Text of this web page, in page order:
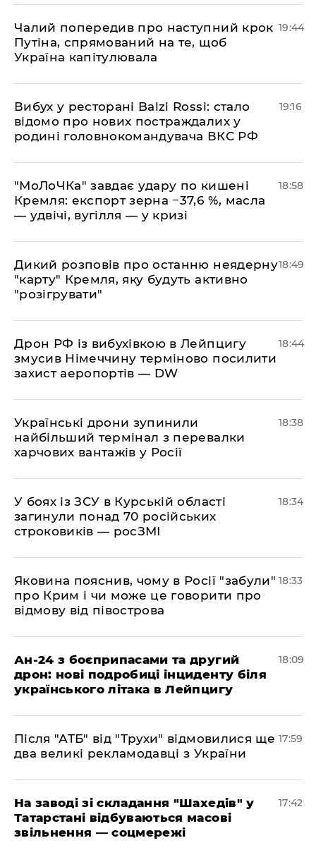
​Чалий попередив про наступний крок
Путіна, спрямований на те, щоб
Україна капітулювала
19:44
​Вибух у ресторані Balzi Rossi: стало
відомо про нових постраждалих у
родині головнокомандувача ВКС РФ
19:16
​"МоЛоЧКа" завдає удару по кишені
Кремля: експорт зерна −37,6 %, масла
— удвічі, вугілля — у кризі
18:58
​Дикий розповів про останню неядерну
"карту" Кремля, яку будуть активно
"розігрувати"
18:49
​Дрон РФ із вибухівкою в Лейпцигу
змусив Німеччину терміново посилити
захист аеропортів — DW
18:44
​Українські дрони зупинили
найбільший термінал з перевалки
харчових вантажів у Росії
18:38
​У боях із ЗСУ в Курській області
загинули понад 70 російських
строковиків — росЗМІ
18:34
​Яковина пояснив, чому в Росії "забули"
про Крим і чи може це говорити про
відмову від півострова
18:33
​Ан-24 з боєприпасами та другий
дрон: нові подробиці інциденту біля
українського літака в Лейпцигу
18:09
​Після "АТБ" від "Трухи" відмовилися ще
два великі рекламодавці з України
17:59
​На заводі зі складання "Шахедів" у
Татарстані відбуваються масові
звільнення — соцмережі
17:42